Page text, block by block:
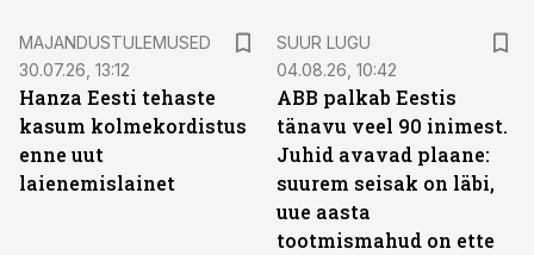
MAJANDUSTULEMUSED
30.07.26, 13:12
Hanza Eesti tehaste
kasum kolmekordistus
enne uut
laienemislainet
SUUR LUGU
04.08.26, 10:42
ABB palkab Eestis
tänavu veel 90 inimest.
Juhid avavad plaane:
suurem seisak on läbi,
uue aasta
tootmismahud on ette